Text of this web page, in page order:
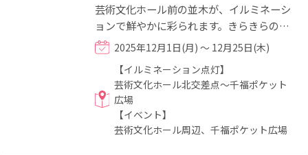
芸術文化ホール前の並木が、イルミネーシ
ョンで鮮やかに彩られます。きらきらのイ
ルミネーションの下、みんなで歩いてホッ
トになりましょう！ 12...
2025年12月1日(月) ～ 12月25日(木)
【イルミネーション点灯】
芸術文化ホール北交差点～千福ポケット
広場
【イベント】
芸術文化ホール周辺、千福ポケット広場